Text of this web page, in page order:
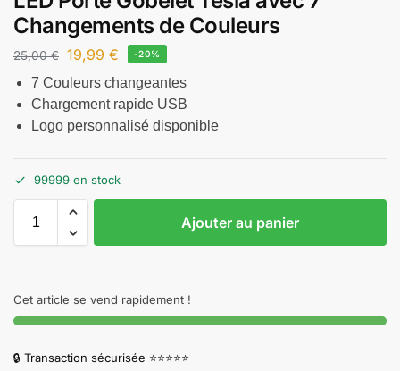
Changements de Couleurs
25,00€ 19,99 € -20%
7 Couleurs changeantes
Chargement rapide USB
Logo personnalisé disponible
99999 en stock
Ajouter au panier
Cet article se vend rapidement !
🔒 Transaction sécurisée ⭐⭐⭐⭐⭐